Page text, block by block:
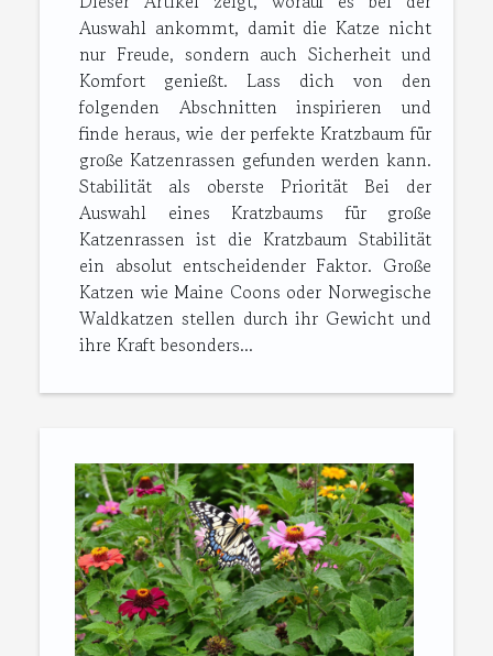
Auswahl ankommt, damit die Katze nicht
nur Freude, sondern auch Sicherheit und
Komfort genießt. Lass dich von den
folgenden Abschnitten inspirieren und
finde heraus, wie der perfekte Kratzbaum für
große Katzenrassen gefunden werden kann.
Stabilität als oberste Priorität Bei der
Auswahl eines Kratzbaums für große
Katzenrassen ist die Kratzbaum Stabilität
ein absolut entscheidender Faktor. Große
Katzen wie Maine Coons oder Norwegische
Waldkatzen stellen durch ihr Gewicht und
ihre Kraft besonders...